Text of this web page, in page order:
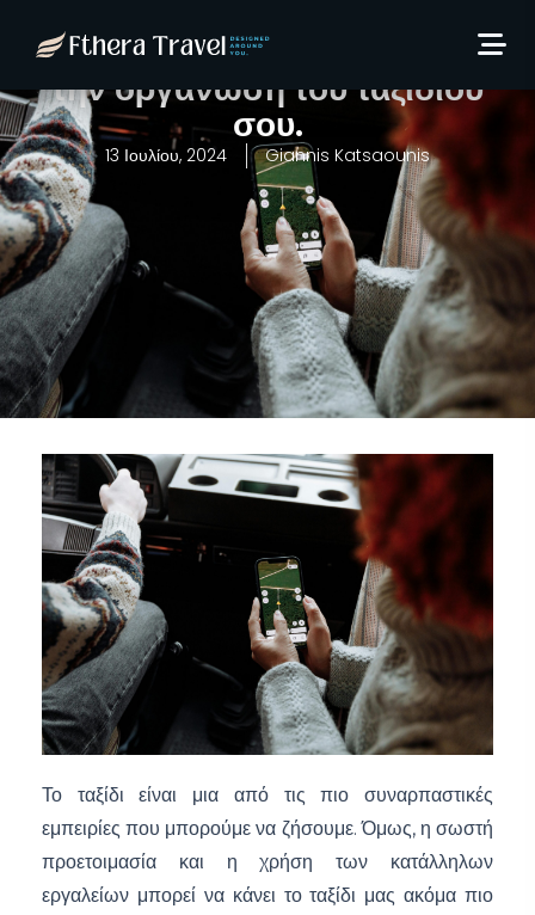
σίγουρα πρέπει να έχεις για
την οργάνωση του ταξιδίου
σου.
13 Ιουλίου, 2024 Giannis Katsaounis
Το ταξίδι είναι μια από τις πιο συναρπαστικές
εμπειρίες που μπορούμε να ζήσουμε. Όμως, η σωστή
προετοιμασία και η χρήση των κατάλληλων
εργαλείων μπορεί να κάνει το ταξίδι μας ακόμα πιο